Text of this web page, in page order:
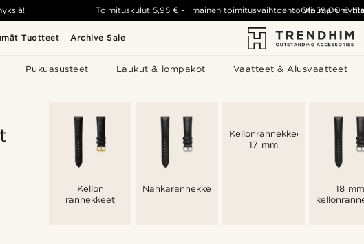
Tuotteet Archive Sale
Pukuasusteet Laukut & lompakot Vaatteet & Alusvaatteet
Toimituskulut 5,95 € - ilmainen toimitusvaihtoehto yli 59,00 €
Ota meihin
Kellon
rannekkeet
Nahkarannekkeet
Kellonrannekkeet
17 mm
18 mm